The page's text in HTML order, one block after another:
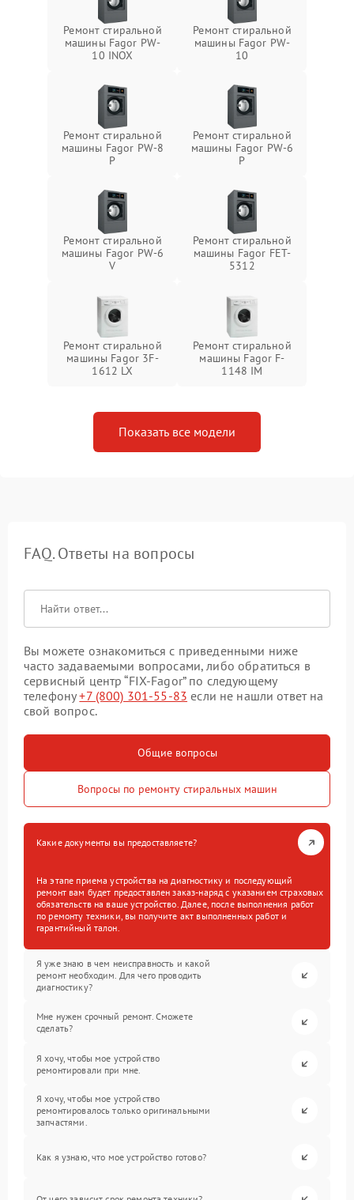
Ремонт стиральной
машины Fagor PW-
10 INOX
Ремонт стиральной
машины Fagor PW-
10
Ремонт стиральной
машины Fagor PW-8
P
Ремонт стиральной
машины Fagor PW-6
P
Ремонт стиральной
машины Fagor PW-6
V
Ремонт стиральной
машины Fagor FET-
5312
Ремонт стиральной
машины Fagor 3F-
1612 LX
Ремонт стиральной
машины Fagor F-
1148 IM
Показать все модели
FAQ. Ответы на вопросы
Вы можете ознакомиться с приведенными ниже
часто задаваемыми вопросами, либо обратиться в
сервисный центр “FIX-Fagor” по следующему
телефону+7 (800) 301-55-83 если не нашли ответ на
свой вопрос.
Общие вопросы
Вопросы по ремонту стиральных машин
Какие документы вы предоставляете?
На этапе приема устройства на диагностику и последующий
ремонт вам будет предоставлен заказ-наряд с указанием страховых
обязательств на ваше устройство. Далее, после выполнения работ
по ремонту техники, вы получите акт выполненных работ и
гарантийный талон.
Я уже знаю в чем неисправность и какой
ремонт необходим. Для чего проводить
диагностику?
Мне нужен срочный ремонт. Сможете
сделать?
Я хочу, чтобы мое устройство
ремонтировали при мне.
Я хочу, чтобы мое устройство
ремонтировалось только оригинальными
запчастями.
Как я узнаю, что мое устройство готово?